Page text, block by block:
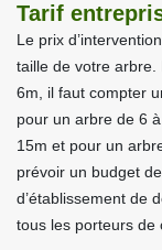
Tarif
Le prix
taille de votre
6m, il faut compter
pour un arbre de 6
15m et pour un
prévoir un budget
d’établissement de
tous les porteurs de